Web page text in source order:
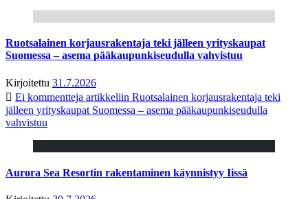
Ruotsalainen korjausrakentaja teki jälleen yrityskaupat
Suomessa – asema pääkaupunkiseudulla vahvistuu
Kirjoitettu 31.7.2026
Ei kommentteja artikkeliin Ruotsalainen korjausrakentaja teki
jälleen yrityskaupat Suomessa – asema pääkaupunkiseudulla
vahvistuu
Aurora Sea Resortin rakentaminen käynnistyy Iissä